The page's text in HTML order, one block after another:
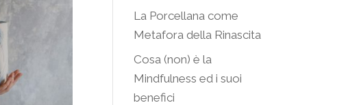
La Porcellana come
Metafora della Rinascita
Cosa (non) è la
Mindfulness ed i suoi
benefici